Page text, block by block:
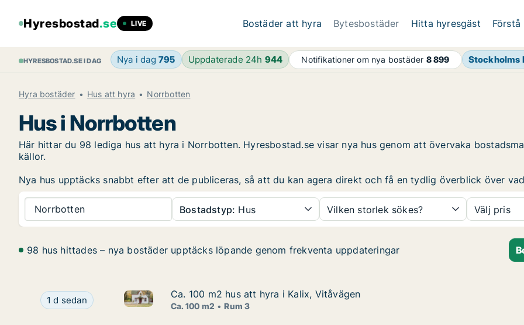
Hyresbostad.se LIVE Bostäder att hyra Bytesbostäder Hitta hyresgäst Förstå
HYRESBOSTAD.SE I DAG Nya i dag 795 Uppdaterade 24h 944 Notifikationer om nya bostäder 8 899 Stockholms
Hyra bostäder Hus att hyra Norrbotten
Hus i Norrbotten
Här hittar du 98 lediga hus att hyra i Norrbotten. Hyresbostad.se visar nya hus genom att övervaka
källor.
Nya hus upptäcks snabbt efter att de publiceras, så att du kan agera direkt och få en tydlig överblick över
Norrbotten Bostadstyp: Hus Vilken storlek sökes? Välj pris
98 hus hittades – nya bostäder upptäcks löpande genom frekventa uppdateringar
Ca. 100 m2 hus att hyra i Kalix, Vitåvägen
1 d sedan Ca. 100 m2 hus att hyra i Kalix, Vitåvägen
Ca. 100 m2 hus att hyra i Kalix, Vitåvägen
Ca. 100 m2 hus att hyra i Kalix, Vitåvägen
Ca. 100 m2 Rum 3